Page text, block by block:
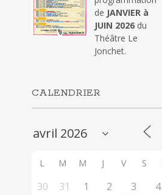
de JANVIER à
JUIN 2026 du
Théâtre Le
Jonchet.
CALENDRIER
L M M J V S
30 31 1 2 3 4